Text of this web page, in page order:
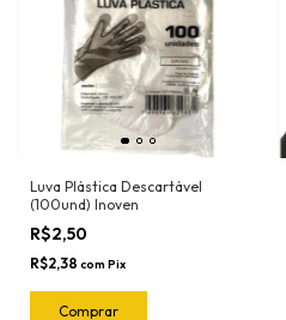
Luva Plástica Descartável
(100und) Inoven
R$2,50
R$2,38 com Pix